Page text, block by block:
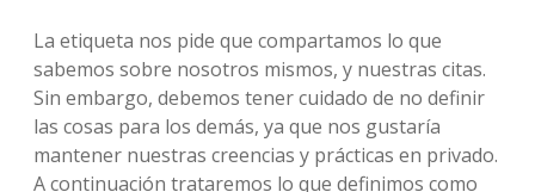
La etiqueta nos pide que compartamos lo que
sabemos sobre nosotros mismos, y nuestras citas.
Sin embargo, debemos tener cuidado de no definir
las cosas para los demás, ya que nos gustaría
mantener nuestras creencias y prácticas en privado.
A continuación trataremos lo que definimos como